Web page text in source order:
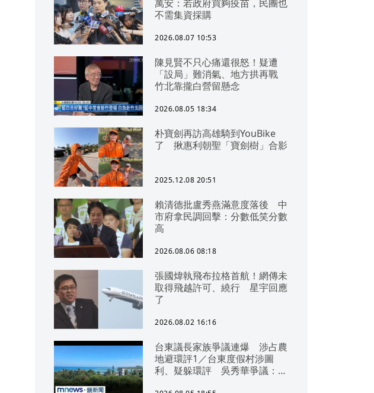
萬安：若政府買夠疫苗，民團也
不需集資採購
2026.08.07 10:53
陳見賢不只心痛還很怒！疑遭
「設局」難消氣、地方拱再戰
竹北靠攏白營留懸念
2026.08.05 18:34
朴寶劍再訪高雄騎到YouBike
了 揪惠利朝聖「寶劍樹」合影
2025.12.08 20:51
賴清德批盧秀燕滿意度落後 中
市府拿民調回擊：分數低笑分數
高
2026.08.06 08:18
張國煒執飛布拉格首航！網傳未
取得飛越許可、繞行 星宇回應
了
2026.08.02 16:16
台東議長家族爭議連爆 涉占農
地避環評1／台東度假村涉圖
利、疑躲環評 吳秀華爭議：概